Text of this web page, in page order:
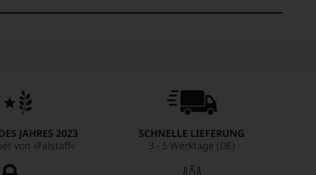
JAHRES 2023
von »Falstaff«
SCHNELLE LIEFERUNG
3 - 5 Werktage (DE)